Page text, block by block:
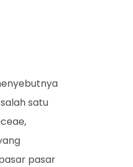
satu
pasar